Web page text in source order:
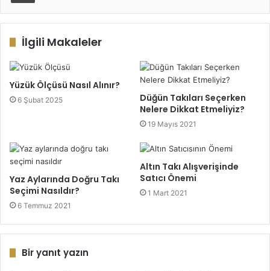
İlgili Makaleler
Yüzük Ölçüsü Nasıl Alınır?
6 Şubat 2025
Düğün Takıları Seçerken
Nelere Dikkat Etmeliyiz?
19 Mayıs 2021
Yaz Aylarında Doğru Takı
Seçimi Nasıldır?
6 Temmuz 2021
Altın Takı Alışverişinde
Satıcı Önemi
1 Mart 2021
Bir yanıt yazın